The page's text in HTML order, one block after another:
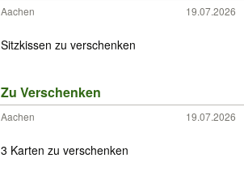
Aachen 19.07.2026
Sitzkissen zu verschenken
Zu Verschenken
Aachen 19.07.2026
3 Karten zu verschenken